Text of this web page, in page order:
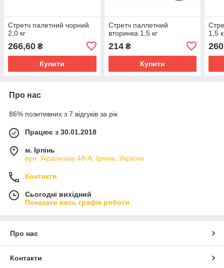
Стретч палетний чорний
2,0 кг
266,60 ₴
Купити
Стретч паллетний
вторинка 1,5 кг
214₴
Купити
1,5
260
Про нас
86% позитивних з 7 відгуків за рік
Працює з 30.01.2018
м. Ірпінь
вул. Українська 48-А, Ірпінь, Україна
Контакти
Сьогодні вихідний
Показати весь графік роботи
Про нас
Контакти